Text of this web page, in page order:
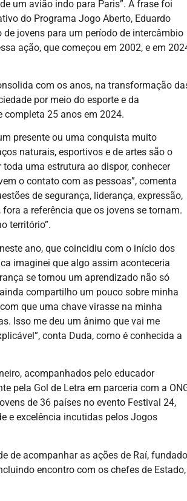
um avião indo para Paris”. A frase foi
do Programa Jogo Aberto, Eduardo
jovens para um período de intercâmbio
ação, que começou em 2002, e em
com os anos, na transformação
por meio do esporte e da
completa 25 anos em 2024.
presente ou uma conquista muito
naturais, esportivos e de artes são o
uma estrutura ao dispor, conhecer
o contato com as pessoas”, comenta
de segurança, liderança, expressão,
a referência que os jovens se tornam.
território”.
ano, que coincidiu com o início dos
imaginei que algo assim aconteceria
se tornou um aprendizado não só
compartilho um pouco sobre minha
que uma chave virasse na minha
Isso me deu um ânimo que vai me
conta Duda, como é conhecida a
acompanhados pelo educador
pela Gol de Letra em parceria com a
de 36 países no evento Festival 24,
e excelência incutidas pelos Jogos
de acompanhar as ações de Raí,
encontro com os chefes de Estado,